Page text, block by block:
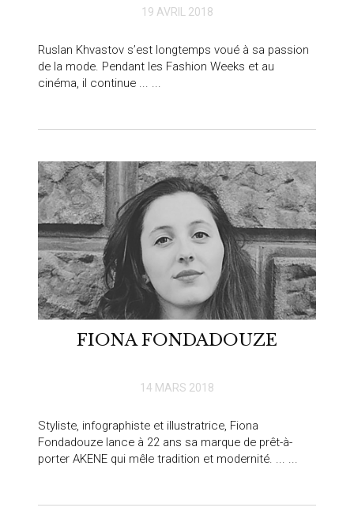
19 AVRIL 2018
Ruslan Khvastov s’est longtemps voué à sa passion
de la mode. Pendant les Fashion Weeks et au
cinéma, il continue ... ...
FIONA FONDADOUZE
14 MARS 2018
Styliste, infographiste et illustratrice, Fiona
Fondadouze lance à 22 ans sa marque de prêt-à-
porter AKENE qui mêle tradition et modernité. ... ...